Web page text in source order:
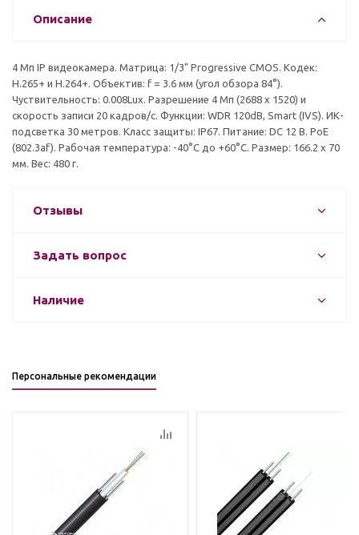
Описание
4 Mп IP видеокамера. Матрица: 1/3" Progressive CMOS. Кодек:
H.265+ и H.264+. Объектив: f = 3.6 мм (угол обзора 84°).
Чуствительность: 0.008Lux. Разрешение 4 Мп (2688 х 1520) и
скорость записи 20 кадров/с. Функции: WDR 120dB, Smart (IVS). ИК-
подсветка 30 метров. Класс защиты: IP67. Питание: DC 12 В. PoE
(802.3af). Рабочая температура: -40°C до +60°C. Размер: 166.2 x 70
мм. Вес: 480 г.
Отзывы
Задать вопрос
Наличие
Персональные рекомендации